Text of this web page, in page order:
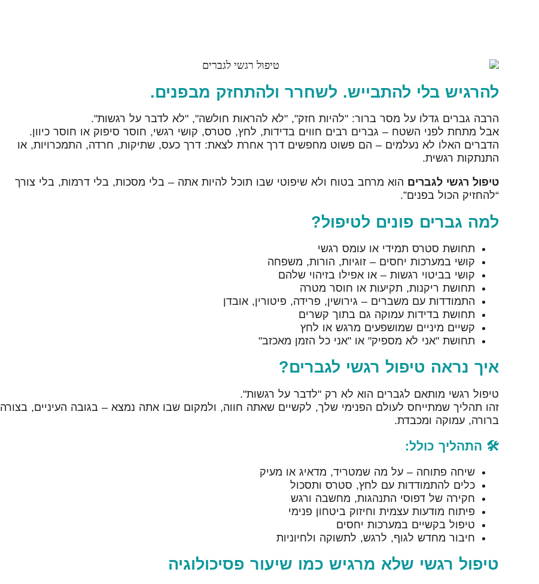
להרגיש בלי להתבייש. לשחרר ולהתחזק מבפנים.
הרבה גברים גדלו על מסר ברור: "להיות חזק", "לא להראות חולשה", "לא לדבר על רגשות".
אבל מתחת לפני השטח – גברים רבים חווים בדידות, לחץ, סטרס, קושי רגשי, חוסר סיפוק או חוסר כיוון.
הדברים האלו לא נעלמים – הם פשוט מחפשים דרך אחרת לצאת: דרך כעס, שתיקות, חרדה, התמכרויות, או
התנתקות רגשית.
טיפול רגשי לגברים הוא מרחב בטוח ולא שיפוטי שבו תוכל להיות אתה – בלי מסכות, בלי דרמות, בלי צורך
“להחזיק הכול בפנים”.
למה גברים פונים לטיפול?
תחושת סטרס תמידי או עומס רגשי
קושי במערכות יחסים – זוגיות, הורות, משפחה
קושי בביטוי רגשות – או אפילו בזיהוי שלהם
תחושת ריקנות, תקיעות או חוסר מטרה
התמודדות עם משברים – גירושין, פרידה, פיטורין, אובדן
תחושת בדידות עמוקה גם בתוך קשרים
קשיים מיניים שמושפעים מרגש או לחץ
תחושת "אני לא מספיק" או "אני כל הזמן מאכזב"
איך נראה טיפול רגשי לגברים?
טיפול רגשי מותאם לגברים הוא לא רק "לדבר על רגשות".
זהו תהליך שמתייחס לעולם הפנימי שלך, לקשיים שאתה חווה, ולמקום שבו אתה נמצא – בגובה העיניים, בצורה
ברורה, עמוקה ומכבדת.
🛠️ התהליך כולל:
שיחה פתוחה – על מה שמטריד, מדאיג או מעיק
כלים להתמודדות עם לחץ, סטרס ותסכול
חקירה של דפוסי התנהגות, מחשבה ורגש
פיתוח מודעות עצמית וחיזוק ביטחון פנימי
טיפול בקשיים במערכות יחסים
חיבור מחדש לגוף, לרגש, לתשוקה ולחיוניות
טיפול רגשי שלא מרגיש כמו שיעור פסיכולוגיה